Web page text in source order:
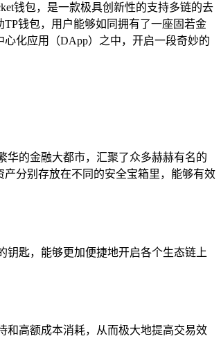
钱包，是一款极具创新性的支持多链的去
钱包，用户能够如同拥有了一座固若金
化应用（DApp）之中，开启一段奇妙的
华的金融大都市，汇聚了众多赫赫有名的
分别存放在不同的安全宝箱里，能够有效
匙，能够更加便捷地开启各个生态链上
和高额成本消耗，从而极大地提高交易效